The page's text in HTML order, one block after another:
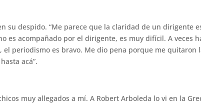
su despido. “Me parece que la claridad de un dirigente
es acompañado por el dirigente, es muy difícil. A veces
periodismo es bravo. Me dio pena porque me
acá”.
muy allegados a mí. A Robert Arboleda lo vi en la